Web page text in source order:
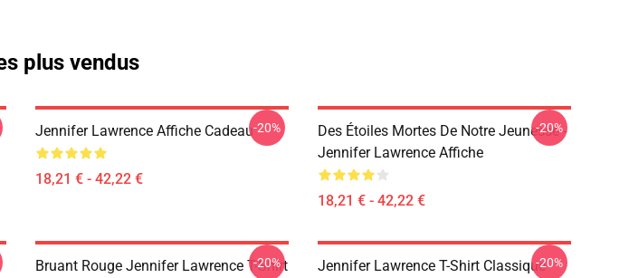
plus vendus
Jennifer Lawrence Affiche Cadeau
18,21 € - 42,22 €
-20%
Des Étoiles Mortes De Notre Jeunesse -
Jennifer Lawrence Affiche
18,21 € - 42,22 €
-20%
Bruant Rouge Jennifer Lawrence T-Shirt
-20%
Jennifer Lawrence T-Shirt Classique-20%